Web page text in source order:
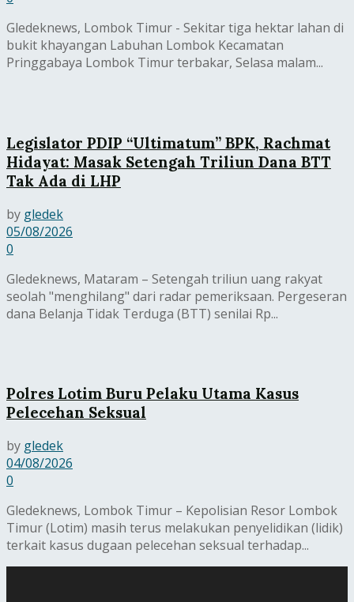
Gledeknews, Lombok Timur - Sekitar tiga hektar lahan di
bukit khayangan Labuhan Lombok Kecamatan
Pringgabaya Lombok Timur terbakar, Selasa malam...
Legislator PDIP “Ultimatum” BPK, Rachmat
Hidayat: Masak Setengah Triliun Dana BTT
Tak Ada di LHP
by gledek
05/08/2026
0
Gledeknews, Mataram – Setengah triliun uang rakyat
seolah "menghilang" dari radar pemeriksaan. Pergeseran
dana Belanja Tidak Terduga (BTT) senilai Rp...
Polres Lotim Buru Pelaku Utama Kasus
Pelecehan Seksual
by gledek
04/08/2026
0
Gledeknews, Lombok Timur – Kepolisian Resor Lombok
Timur (Lotim) masih terus melakukan penyelidikan (lidik)
terkait kasus dugaan pelecehan seksual terhadap...